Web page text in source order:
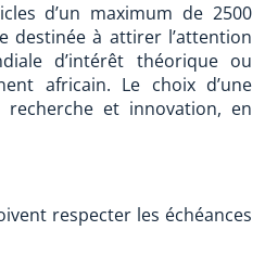
d’un maximum de 2500
destinée à attirer l’attention
d’intérêt théorique ou
africain. Le choix d’une
et innovation, en
respecter les échéances